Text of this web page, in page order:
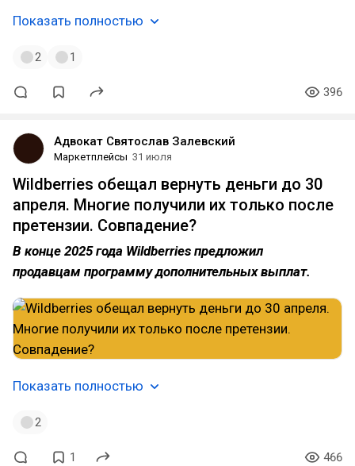
Показать полностью
2 1
396
Адвокат Святослав Залевский
Маркетплейсы 31 июля
Wildberries обещал вернуть деньги до 30
апреля. Многие получили их только после
претензии. Совпадение?
В конце 2025 года Wildberries предложил
продавцам программу дополнительных выплат.
Показать полностью
2
1 466